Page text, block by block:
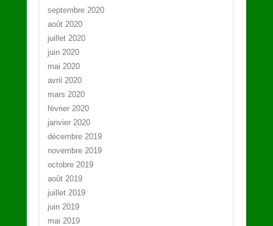
septembre 2020
août 2020
juillet 2020
juin 2020
mai 2020
avril 2020
mars 2020
février 2020
janvier 2020
décembre 2019
novembre 2019
octobre 2019
août 2019
juillet 2019
juin 2019
mai 2019